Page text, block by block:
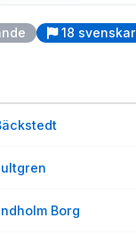
18 svenskar
Borg